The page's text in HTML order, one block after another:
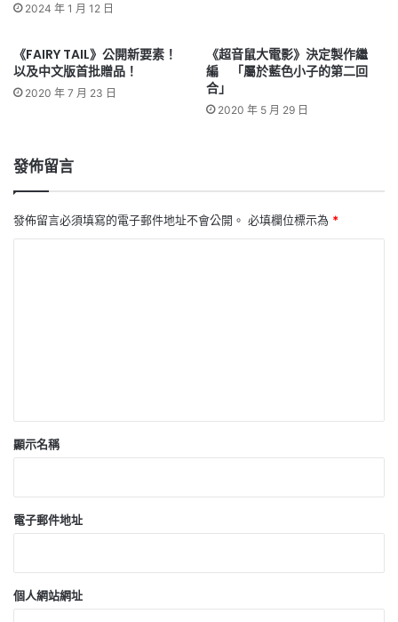
2024 年 1 月 12 日
《FAIRY TAIL》公開新要素！
以及中文版首批贈品！
2020 年 7 月 23 日
《超音鼠大電影》決定製作繼
編 「屬於藍色小子的第二回
合」
2020 年 5 月 29 日
發佈留言
發佈留言必須填寫的電子郵件地址不會公開。 必填欄位標示為 *
顯示名稱
電子郵件地址
個人網站網址